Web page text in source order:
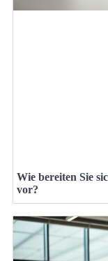
Wie bereiten Sie
vor?